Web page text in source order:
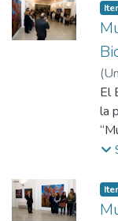
(
El
la